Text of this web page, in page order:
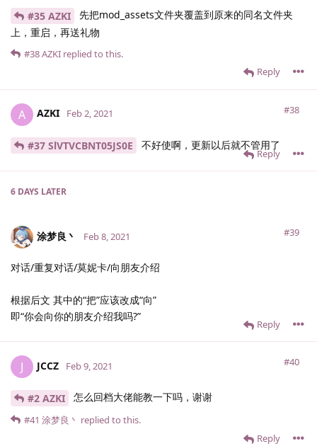
#35 AZKI
先把mod_assets文件夹覆盖到原来的同名文件夹
上，重启，再送礼物
Reply
#38AZKI replied to this.
A AZKI #38
Feb 2, 2021
#37 SlVTVCBNT05JS0E 不好使啊，更新以后就不管用了
Reply
6 DAYS LATER
涂梦良丶 #39
Feb 8, 2021
对话/重复对话/莫妮卡/向朋友介绍
根据后文 其中的“把”应该改成“向”
即“你会向你的朋友介绍我吗?”
Reply
J JCCZ #40
Feb 9, 2021
#2 AZKI 怎么回档大佬能教一下吗，谢谢
Reply
#41 涂梦良丶 replied to this.